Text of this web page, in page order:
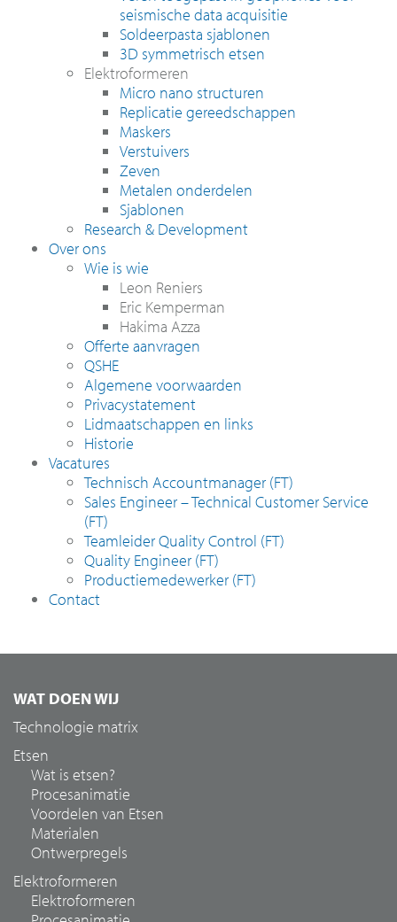
seismische data acquisitie
Soldeerpasta sjablonen
3D symmetrisch etsen
Elektroformeren
Micro nano structuren
Replicatie gereedschappen
Maskers
Verstuivers
Zeven
Metalen onderdelen
Sjablonen
Research & Development
Over ons
Wie is wie
Leon Reniers
Eric Kemperman
Hakima Azza
Offerte aanvragen
QSHE
Algemene voorwaarden
Privacystatement
Lidmaatschappen en links
Historie
Vacatures
Technisch Accountmanager (FT)
Sales Engineer – Technical Customer Service
(FT)
Teamleider Quality Control (FT)
Quality Engineer (FT)
Productiemedewerker (FT)
Contact
WAT DOEN WIJ
Technologie matrix
Etsen
Wat is etsen?
Procesanimatie
Voordelen van Etsen
Materialen
Ontwerpregels
Elektroformeren
Elektroformeren